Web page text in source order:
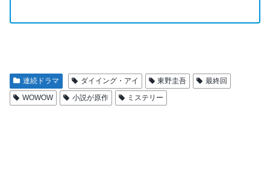
連続ドラマ ダイイング・アイ 東野圭吾
最終回
WOWOW
小説が原作 ミステリー